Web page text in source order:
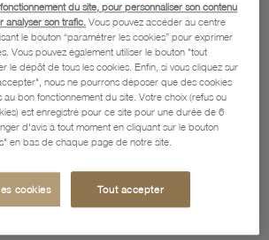
fonctionnement du site, pour personnaliser son contenu
analyser son trafic. Vous pouvez accéder au centre
le bouton “paramétrer les cookies” pour exprimer
Vous pouvez également utiliser le bouton "tout
le dépôt de tous les cookies. Enfin, si vous cliquez sur
nous ne pourrons déposer que des cookies
au bon fonctionnement du site. Votre choix (refus ou
est enregistré pour ce site pour une durée de 6
d'avis à tout moment en cliquant sur le bouton
en bas de chaque page de notre site.
cookies Tout accepter